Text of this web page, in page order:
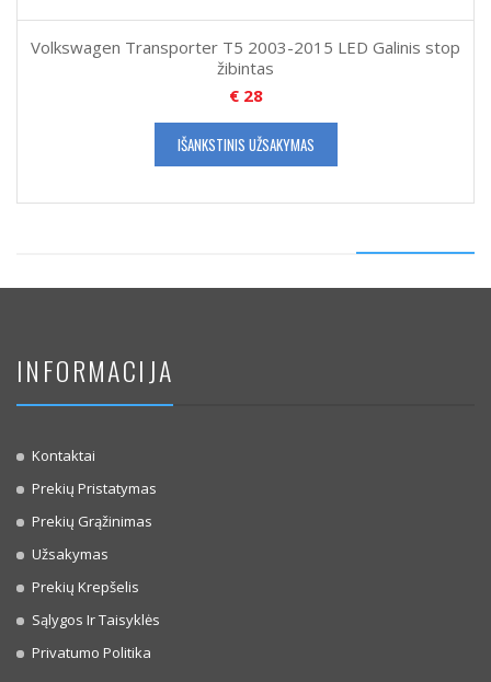
Volkswagen Transporter T5 2003-2015 LED Galinis stop
žibintas
€28
IŠANKSTINIS UŽSAKYMAS
INFORMACIJA
Kontaktai
Prekių Pristatymas
Prekių Grąžinimas
Užsakymas
Prekių Krepšelis
Sąlygos Ir Taisyklės
Privatumo Politika